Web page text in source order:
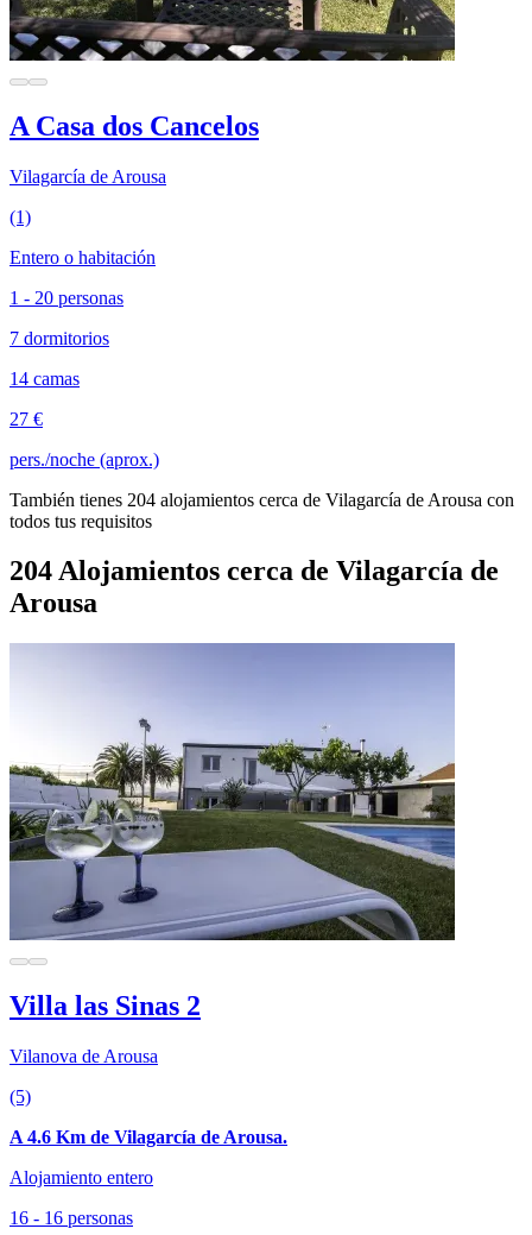
A Casa dos Cancelos
Vilagarcía de Arousa
(1)
Entero o habitación
1 - 20 personas
7 dormitorios
14 camas
27 €
pers./noche (aprox.)
También tienes 204 alojamientos cerca de Vilagarcía de Arousa con
todos tus requisitos
204 Alojamientos cerca de Vilagarcía de
Arousa
Villa las Sinas 2
Vilanova de Arousa
(5)
A 4.6 Km de Vilagarcía de Arousa.
Alojamiento entero
16 - 16 personas